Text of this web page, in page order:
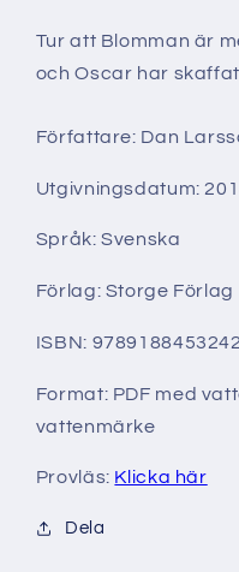
Tur att Blomman är
och Oscar har
Författare: Dan
Utgivningsdatum:
Språk: Svenska
Förlag: Storge Förlag
ISBN: 9789188453242
Format: PDF med
vattenmärke
Provläs: Klicka här
Dela